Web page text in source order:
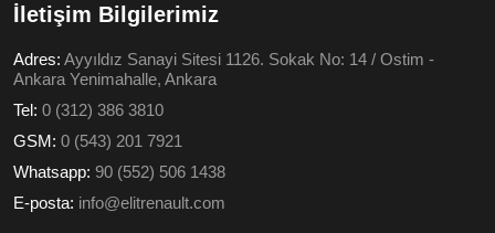
İletişim Bilgilerimiz
Adres: Ayyıldız Sanayi Sitesi 1126. Sokak No: 14 / Ostim -
Ankara Yenimahalle, Ankara
Tel: 0 (312) 386 3810
GSM: 0 (543) 201 7921
Whatsapp: 90 (552) 506 1438
E-posta: info@elitrenault.com